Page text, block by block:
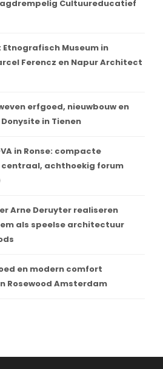
Cultuureducatief
Etnografisch Museum in
Ferencz en Napur Architect
erfgoed, nieuwbouw en
in Tienen
in Ronse: compacte
achthoekig forum
Arne Deruyter realiseren
als speelse architectuur
en modern comfort
Rosewood Amsterdam